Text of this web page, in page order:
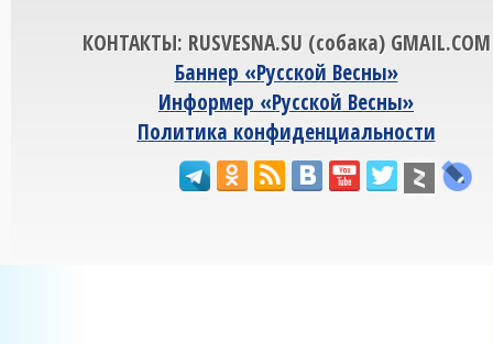
КОНТАКТЫ: RUSVESNA.SU (собака) GMAIL.COM
Баннер «Русской Весны»
Информер «Русской Весны»
Политика конфиденциальности